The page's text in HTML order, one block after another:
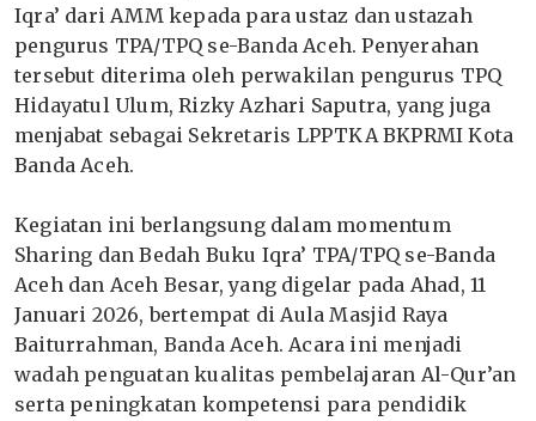
Iqra’ dari AMM kepada para ustaz dan ustazah
pengurus TPA/TPQ se-Banda Aceh. Penyerahan
tersebut diterima oleh perwakilan pengurus TPQ
Hidayatul Ulum, Rizky Azhari Saputra, yang juga
menjabat sebagai Sekretaris LPPTKA BKPRMI Kota
Banda Aceh.
Kegiatan ini berlangsung dalam momentum
Sharing dan Bedah Buku Iqra’ TPA/TPQ se-Banda
Aceh dan Aceh Besar, yang digelar pada Ahad, 11
Januari 2026, bertempat di Aula Masjid Raya
Baiturrahman, Banda Aceh. Acara ini menjadi
wadah penguatan kualitas pembelajaran Al-Qur’an
serta peningkatan kompetensi para pendidik